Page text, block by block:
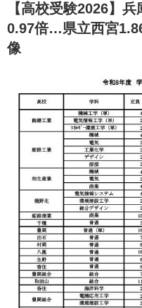
【高校受験2026】
0.97倍…県立西宮
像